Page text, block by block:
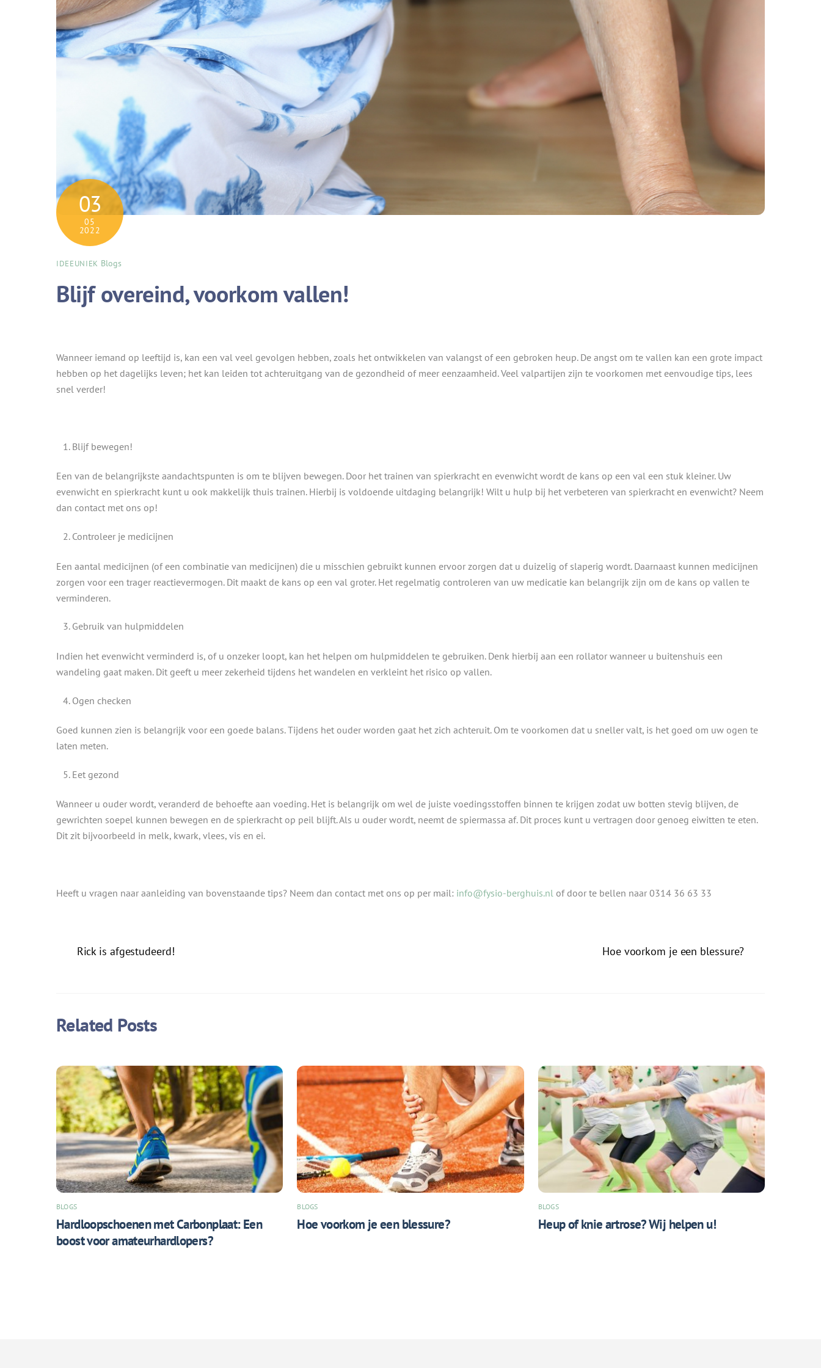
03
05
2022
IDEEUNIEK Blogs
Blijf overeind, voorkom vallen!
Wanneer iemand op leeftijd is, kan een val veel gevolgen hebben, zoals het ontwikkelen van valangst of een gebroken heup. De angst om te vallen kan een grote impact
hebben op het dagelijks leven; het kan leiden tot achteruitgang van de gezondheid of meer eenzaamheid. Veel valpartijen zijn te voorkomen met eenvoudige tips, lees
snel verder!
Blijf bewegen!
Een van de belangrijkste aandachtspunten is om te blijven bewegen. Door het trainen van spierkracht en evenwicht wordt de kans op een val een stuk kleiner. Uw
evenwicht en spierkracht kunt u ook makkelijk thuis trainen. Hierbij is voldoende uitdaging belangrijk! Wilt u hulp bij het verbeteren van spierkracht en evenwicht? Neem
dan contact met ons op!
Controleer je medicijnen
Een aantal medicijnen (of een combinatie van medicijnen) die u misschien gebruikt kunnen ervoor zorgen dat u duizelig of slaperig wordt. Daarnaast kunnen medicijnen
zorgen voor een trager reactievermogen. Dit maakt de kans op een val groter. Het regelmatig controleren van uw medicatie kan belangrijk zijn om de kans op vallen te
verminderen.
Gebruik van hulpmiddelen
Indien het evenwicht verminderd is, of u onzeker loopt, kan het helpen om hulpmiddelen te gebruiken. Denk hierbij aan een rollator wanneer u buitenshuis een
wandeling gaat maken. Dit geeft u meer zekerheid tijdens het wandelen en verkleint het risico op vallen.
Ogen checken
Goed kunnen zien is belangrijk voor een goede balans. Tijdens het ouder worden gaat het zich achteruit. Om te voorkomen dat u sneller valt, is het goed om uw ogen te
laten meten.
Eet gezond
Wanneer u ouder wordt, veranderd de behoefte aan voeding. Het is belangrijk om wel de juiste voedingsstoffen binnen te krijgen zodat uw botten stevig blijven, de
gewrichten soepel kunnen bewegen en de spierkracht op peil blijft. Als u ouder wordt, neemt de spiermassa af. Dit proces kunt u vertragen door genoeg eiwitten te eten.
Dit zit bijvoorbeeld in melk, kwark, vlees, vis en ei.
Heeft u vragen naar aanleiding van bovenstaande tips? Neem dan contact met ons op per mail: info@fysio-berghuis.nl of door te bellen naar 0314 36 63 33
Rick is afgestudeerd! Hoe voorkom je een blessure?
Related Posts
BLOGS
Hardloopschoenen met Carbonplaat: Een
boost voor amateurhardlopers?
BLOGS
Hoe voorkom je een blessure?
BLOGS
Heup of knie artrose? Wij helpen u!